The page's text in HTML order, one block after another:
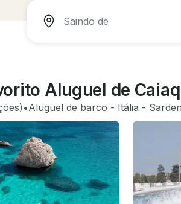
Aluguel de
•Aluguel de barco - Itália -